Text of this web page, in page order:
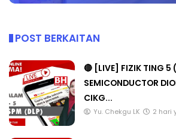
POST BERKAITAN
🔴 [LIVE] FIZIK TING 5
SEMICONDUCTOR
CIKG...
Yu. Chekgu LK 2 hari